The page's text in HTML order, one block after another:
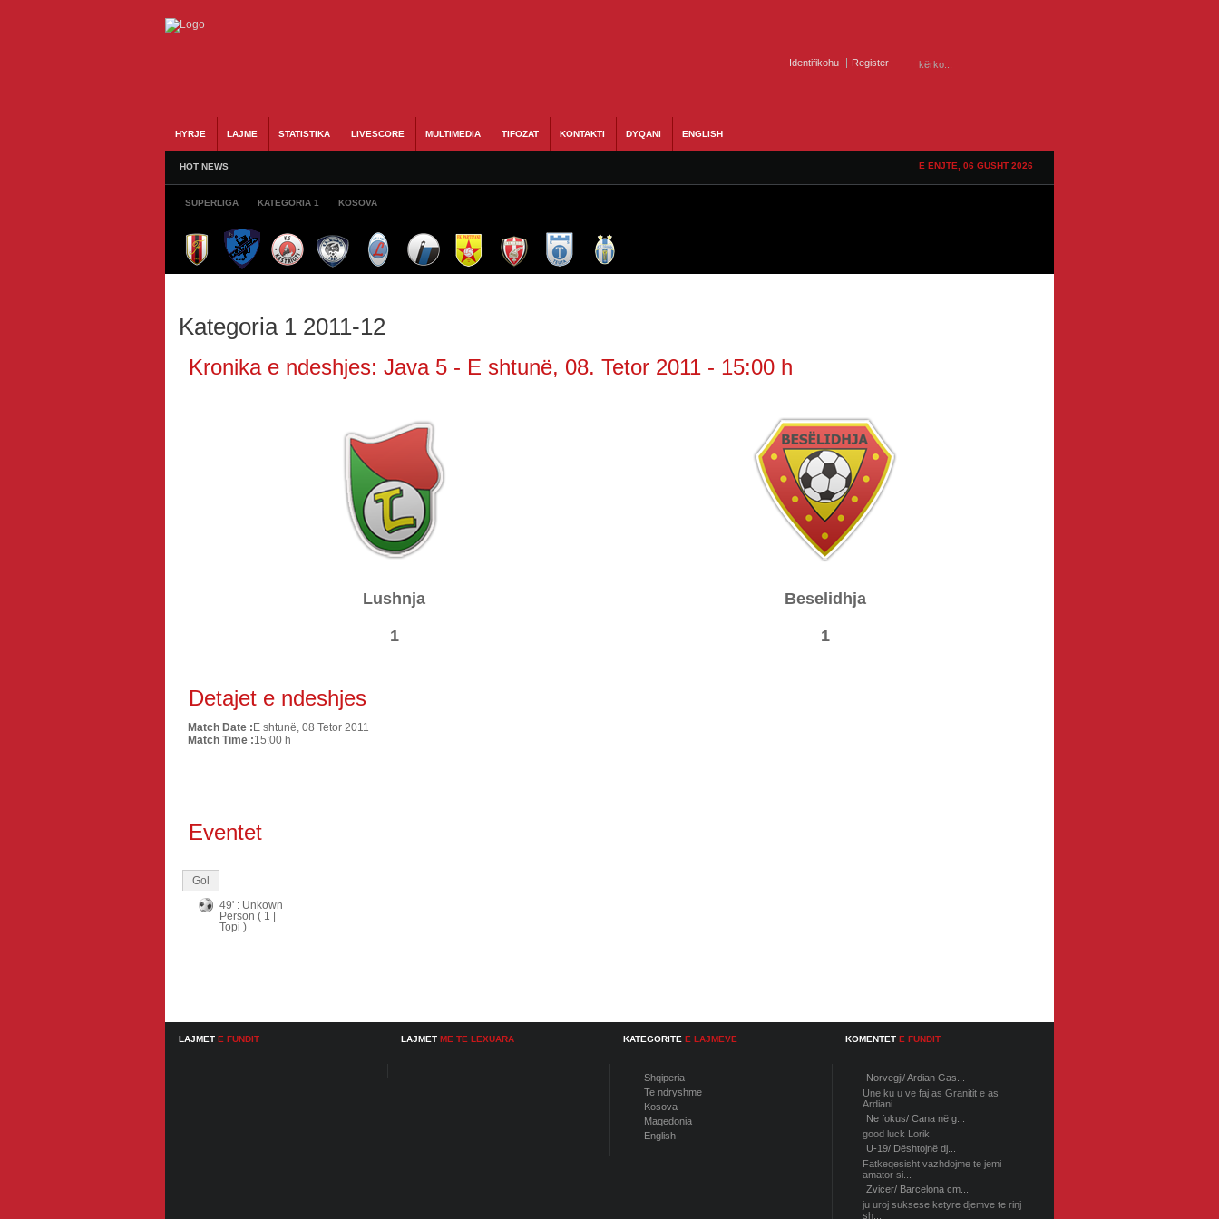
Identifikohu Register
HYRJE LAJME STATISTIKA LIVESCORE MULTIMEDIA TIFOZAT KONTAKTI DYQANI ENGLISH
HOT NEWS E ENJTE, 06 GUSHT 2026
SUPERLIGA KATEGORIA 1 KOSOVA
Kategoria 1 2011-12
Kronika e ndeshjes: Java 5 - E shtunë, 08. Tetor 2011 - 15:00 h
Lushnja Beselidhja
1 1
Detajet e ndeshjes
Match Date : E shtunë, 08 Tetor 2011
Match Time :15:00 h
Eventet
Gol
49' : Unkown
Person ( 1 |
Topi )
LAJMET E FUNDIT LAJMET ME TE LEXUARA KATEGORITE E LAJMEVE
Shqiperia
Te ndryshme
Kosova
Maqedonia
English
KOMENTET E FUNDIT
Norvegji/ Ardian Gas...
Une ku u ve faj as Granitit e as
Ardiani...
Ne fokus/ Cana në g...
good luck Lorik
U-19/ Dështojnë dj...
Fatkeqesisht vazhdojme te jemi
amator si...
Zvicer/ Barcelona cm...
ju uroj suksese ketyre djemve te rinj
sh...